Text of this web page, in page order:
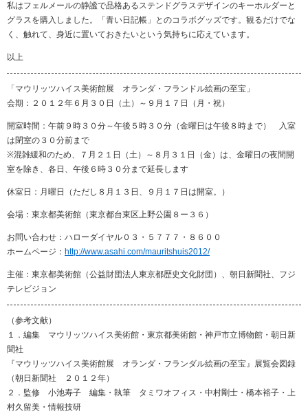
私はフェルメールの静謐で品格あるステンドグラスデザインのキーホルダーと
グラスを購入しました。「青い日記帳」とのコラボグッズです。観るだけでな
く、触れて、身近に置いておきたいという気持ちに応えています。
以上
「マウリッツハイス美術館展 オランダ・フランドル絵画の至宝」
会期：２０１２年６月３０日（土）～９月１７日（月・祝）
開室時間：午前９時３０分～午後５時３０分（金曜日は午後８時まで） 入室
は閉室の３０分前まで
※混雑緩和のため、７月２１日（土）～８月３１日（金）は、金曜日の夜間開
室を除き、各日、午後６時３０分まで延長します
休室日：月曜日（ただし８月１３日、９月１７日は開室。）
会場：東京都美術館（東京都台東区上野公園８ー３６）
お問い合わせ：ハローダイヤル０３・５７７７・８６００
ホームページ： http://www.asahi.com/mauritshuis2012/
主催：東京都美術館（公益財団法人東京都歴史文化財団）、朝日新聞社、フジ
テレビジョン
（参考文献）
１．編集 マウリッツハイス美術館・東京都美術館・神戸市立博物館・朝日新
聞社
『マウリッツハイス美術館展 オランダ・フランダル絵画の至宝』展覧会図録
（朝日新聞社 ２０１２年）
２．監修 小池寿子 編集・執筆 タミワオフィス・中村剛士・橋本裕子・上
村久留美・情報技研